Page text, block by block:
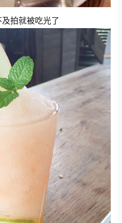
拍就被吃光了